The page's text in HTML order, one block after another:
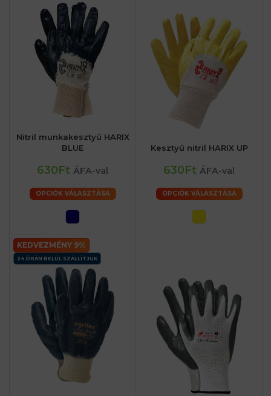
Nitril munkakesztyű HARIX
BLUE
630Ft ÁFA-val
OPCIÓK VÁLASZTÁSA
Kesztyű nitril HARIX UP
630Ft ÁFA-val
OPCIÓK VÁLASZTÁSA
KEDVEZMÉNY 9%
24 ÓRÁN BELÜL SZÁLLÍTJUK